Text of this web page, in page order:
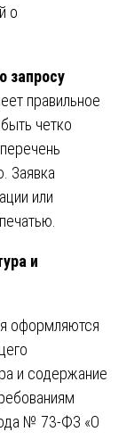
о
запросу
правильное
четко
Заявка
или
и
оформляются
и содержание
№ 73-ФЗ «О